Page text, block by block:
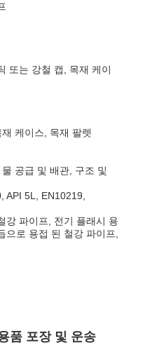
또는 강철 캡, 목재 케이
케이스, 목재 팔렛
공급 및 배관, 구조 및
API 5L, EN10219,
강 파이프, 전기 플래시 용
으로 용접 된 철강 파이프,
품 포장 및 운송